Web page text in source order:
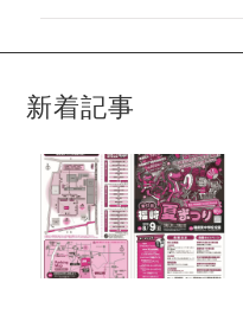
新着記事